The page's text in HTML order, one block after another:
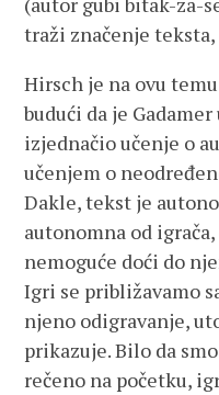
traži značenje
Hirsch je na ovu
budući da je
izjednačio učenje o
učenjem o
Dakle, tekst je
autonomna od
nemoguće doći do
Igri se približavamo
njeno odigravanje,
prikazuje. Bilo da
rečeno na početku,